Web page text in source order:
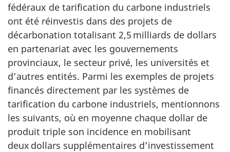
fédéraux de tarification du carbone industriels
ont été réinvestis dans des projets de
décarbonation totalisant 2,5 milliards de dollars
en partenariat avec les gouvernements
provinciaux, le secteur privé, les universités et
d’autres entités. Parmi les exemples de projets
financés directement par les systèmes de
tarification du carbone industriels, mentionnons
les suivants, où en moyenne chaque dollar de
produit triple son incidence en mobilisant
deux dollars supplémentaires d’investissement